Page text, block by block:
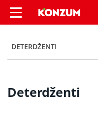
DETERDŽENTI
Deterdženti